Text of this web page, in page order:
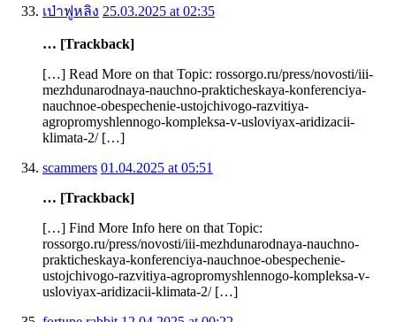
เป่าฟูหลิง 25.03.2025 at 02:35
… [Trackback]
[…] Read More on that Topic: rossorgo.ru/press/novosti/iii-
mezhdunarodnaya-nauchno-prakticheskaya-konferenciya-
nauchnoe-obespechenie-ustojchivogo-razvitiya-
agropromyshlennogo-kompleksa-v-usloviyax-aridizacii-
klimata-2/ […]
scammers 01.04.2025 at 05:51
… [Trackback]
[…] Find More Info here on that Topic:
rossorgo.ru/press/novosti/iii-mezhdunarodnaya-nauchno-
prakticheskaya-konferenciya-nauchnoe-obespechenie-
ustojchivogo-razvitiya-agropromyshlennogo-kompleksa-v-
usloviyax-aridizacii-klimata-2/ […]